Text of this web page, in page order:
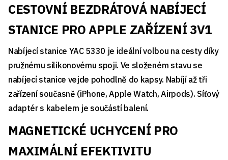
CESTOVNÍ BEZDRÁTOVÁ NABÍJECÍ
STANICE PRO APPLE ZAŘÍZENÍ 3V1
Nabíjecí stanice YAC 5330 je ideální volbou na cesty díky
pružnému silikonovému spoji. Ve složeném stavu se
nabíjecí stanice vejde pohodlně do kapsy. Nabíjí až tři
zařízení současně (iPhone, Apple Watch, Airpods). Síťový
adaptér s kabelem je součástí balení.
MAGNETICKÉ UCHYCENÍ PRO
MAXIMÁLNÍ EFEKTIVITU